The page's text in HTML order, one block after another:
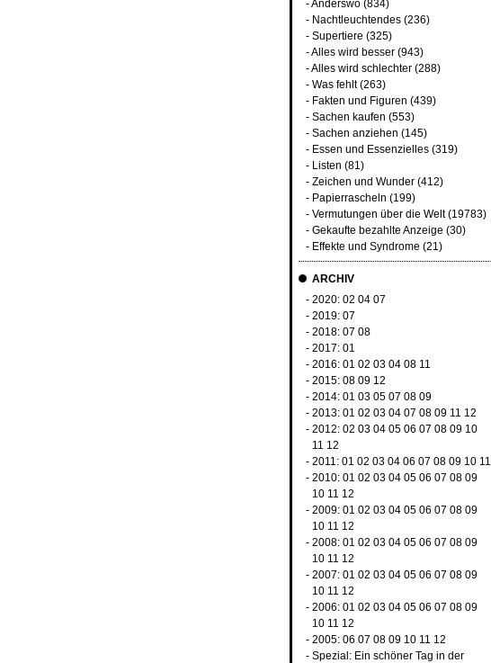
-Anderswo(834)
- Nachtleuchtendes(236)
- Supertiere (325)
-Alles wird besser(943)
-Alles wird schlechter(288)
- Was fehlt(263)
- Fakten und Figuren (439)
- Sachen kaufen (553)
- Sachen anziehen (145)
- Essen und Essenzielles(319)
- Listen (81)
- Zeichen und Wunder(412)
- Papierrascheln (199)
- Vermutungen über die Welt(19783)
- Gekaufte bezahlte Anzeige (30)
- Effekte und Syndrome (21)
ARCHIV
- 2020: 02 04 07
- 2019: 07
- 2018: 07 08
- 2017: 01
- 2016: 01 02 03 04 08 11
- 2015: 08 09 12
- 2014: 01 03 05 07 08 09
- 2013: 01 02 03 04 07 08 09 11 12
- 2012: 02 03 04 05 06 07 08 09 10
11 12
- 2011: 01 02 03 04 06 07 08 09 10 11
- 2010: 01 02 03 04 05 06 07 08 09
10 11 12
- 2009: 01 02 03 04 05 06 07 08 09
10 11 12
- 2008: 01 02 03 04 05 06 07 08 09
10 11 12
- 2007: 01 02 03 04 05 06 07 08 09
10 11 12
- 2006: 01 02 03 04 05 06 07 08 09
10 11 12
- 2005: 06 07 08 09 10 11 12
- Spezial: Ein schöner Tag in der